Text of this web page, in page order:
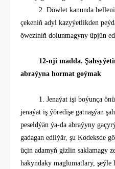
2. Döwlet kanunda
çekeniň adyl kazyýetlikden
öweziniň dolunmagyny üpjün
12-nji madda.
abraýyna hormat goýmak
1. Jenaýat işi boýunça
jenaýat iş ýöredişe gatnaşýan
peseldýän ýa-da abraýyny
gadagan edilýär, şu Kodeksde
üçin adamyň gizlin saklamagy
hakyndaky maglumatlary, şeýle